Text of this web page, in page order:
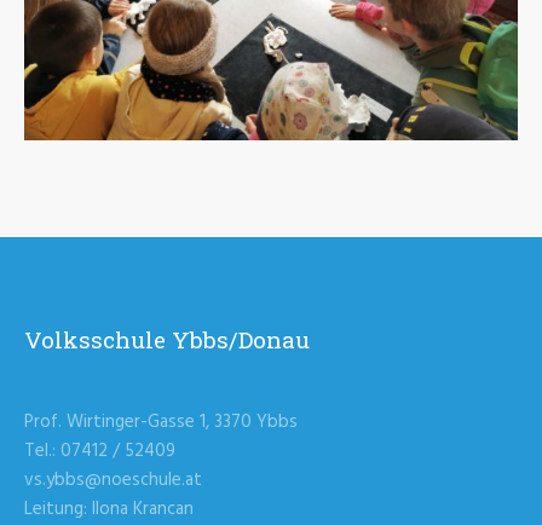
Volksschule Ybbs/Donau
Prof. Wirtinger-Gasse 1, 3370 Ybbs
Tel.: 07412 / 52409
vs.ybbs@noeschule.at
Leitung: Ilona Krancan